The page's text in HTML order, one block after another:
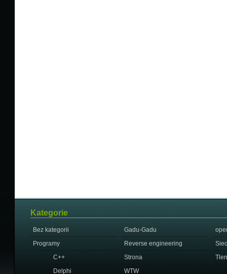
Kategorie
Bez kategorii Gadu-Gadu
Programy
C++
Delphi
Reverse engineering
Strona
Tlen
WTW